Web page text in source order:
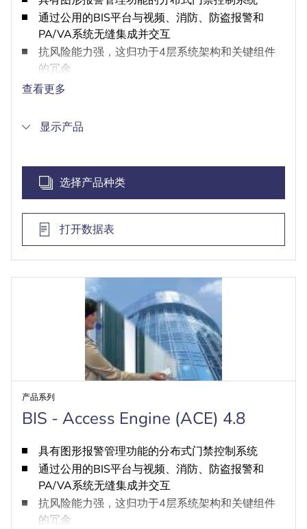
通过公用的BIS平台与视频、消防、防盗报警和
PA/VA系统无缝集成并交互
抗风险能力强，这归功于4层系统架构和关键组件
的冗余
通过开放安全协议和SDK实现第三方产品集成
查看更多
显示产品
选择产品种类
打开数据表
产品系列
BIS - Access Engine (ACE) 4.8
具有图形报警管理功能的分布式门禁控制系统
通过公用的BIS平台与视频、消防、防盗报警和
PA/VA系统无缝集成并交互
抗风险能力强，这归功于4层系统架构和关键组件
的冗余